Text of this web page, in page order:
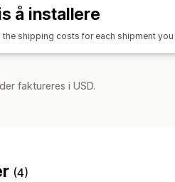
å installere
the shipping costs for each shipment
faktureres i USD.
(4)